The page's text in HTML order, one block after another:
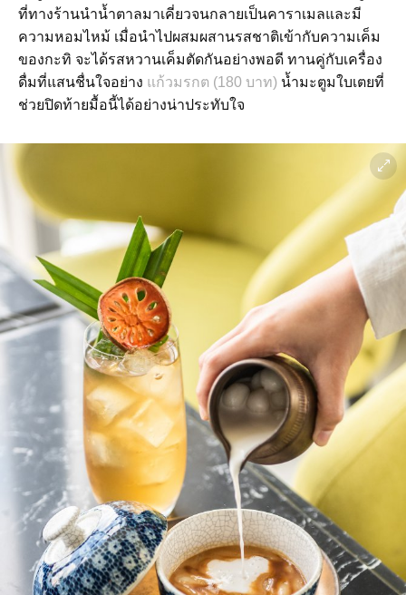
ที่ทางร้านนำน้ำตาลมาเคี่ยวจนกลายเป็นคาราเมลและมี
ความหอมไหม้ เมื่อนำไปผสมผสานรสชาติเข้ากับความเค็ม
ของกะทิ จะได้รสหวานเค็มตัดกันอย่างพอดี ทานคู่กับเครื่อง
ดื่มที่แสนชื่นใจอย่าง แก้วมรกต (180 บาท) น้ำมะตูมใบเตยที่
ช่วยปิดท้ายมื้อนี้ได้อย่างน่าประทับใจ